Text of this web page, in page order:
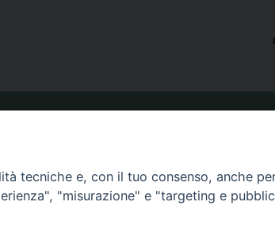
CALENDARIO PASTORALE
tecniche e, con il tuo consenso, anche
"misurazione" e "targeting e